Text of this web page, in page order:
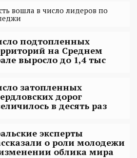
вошла в число лидеров по
подтопленных
на Среднем
выросло до 1,4 тыс
затопленных
дорог
в десять раз
эксперты
о роли молодежи
облика мира